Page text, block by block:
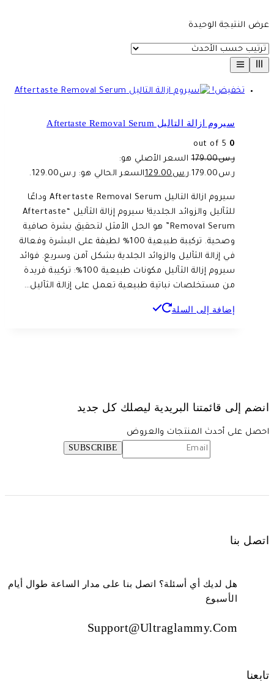
عرض النتيجة الوحيدة
تخفيض!
سيروم ازالة التاليل Aftertaste Removal Serum
0
ر.س179.00 السعر الأصلي هو:
ر.س179.00.
ر.س129.00السعر الحالي هو: ر.س129.00.
سيروم ازالة التاليل Aftertaste Removal Serum وداعًا
للثآليل والزوائد الجلدية! سيروم إزالة الثآليل “Aftertaste
Removal Serum” هو الحل الأمثل لتحقيق بشرة صافية
وصحية. تركيبة طبيعية 100% لطيفة على البشرة وفعالة
في إزالة الثآليل والزوائد الجلدية بشكل آمن وسريع. فوائد
سيروم إزالة الثآليل مكونات طبيعية 100%: تركيبة فريدة
من مستخلصات نباتية طبيعية تعمل على إزالة الثآليل…
إضافة إلى السلة
انضم إلى قائمتنا البريدية ليصلك كل جديد
احصل على أحدث المنتجات والعروض
اتصل بنا
هل لديك أي أسئلة؟ اتصل بنا على مدار الساعة طوال أيام
الأسبوع
Support@ultraglammy.com
تابعنا